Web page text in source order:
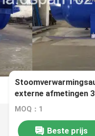
externe afmetingen
MOQ：1
Beste prijs